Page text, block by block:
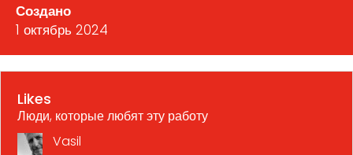
Создано
1 октябрь 2024
Likes
Люди, которые любят эту работу
Vasil